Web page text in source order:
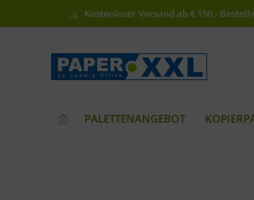
Kostenloser Versand ab € 150,-
PALETTENANGEBOT